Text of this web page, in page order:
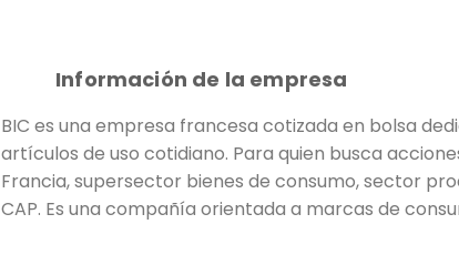
Información de la empresa
BIC es una empresa francesa cotizada en bolsa
artículos de uso cotidiano. Para quien busca
Francia, supersector bienes de consumo, sector
CAP. Es una compañía orientada a marcas de